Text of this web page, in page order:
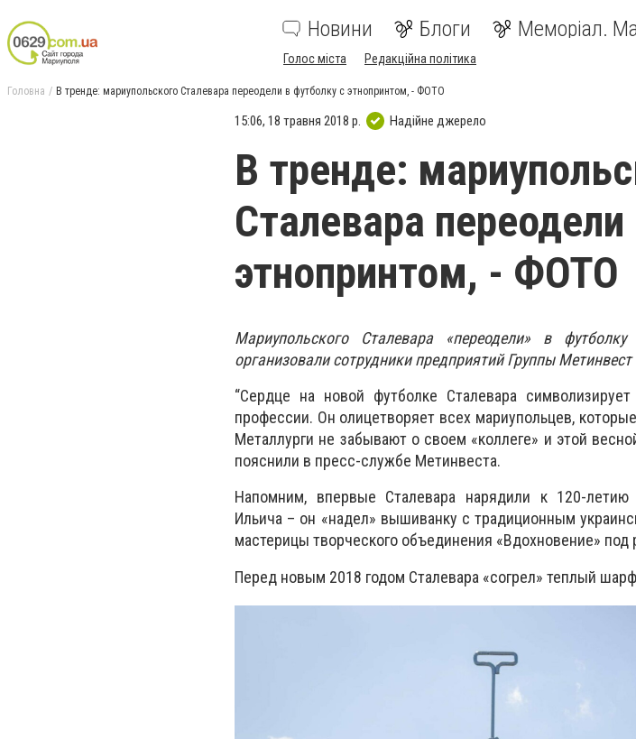
Новини Блоги Меморіал.
Голос міста Редакційна політика
Головна В тренде: мариупольского Сталевара переодели в футболку с этнопринтом, - ФОТО
15:06, 18 травня 2018 р. Надійне джерело
В тренде:
Сталевара
этнопринтом, - ФОТО
Мариупольского Сталевара «переодели» в
организовали сотрудники предприятий Группы
“Сердце на новой футболке Сталевара
профессии. Он олицетворяет всех мариупольцев,
Металлурги не забывают о своем «коллеге» и этой
пояснили в пресс-службе Метинвеста.
Напомним, впервые Сталевара нарядили к 120-летию
Ильича – он «надел» вышиванку с традиционным
мастерицы творческого объединения «Вдохновение»
Перед новым 2018 годом Сталевара «согрел» теплый